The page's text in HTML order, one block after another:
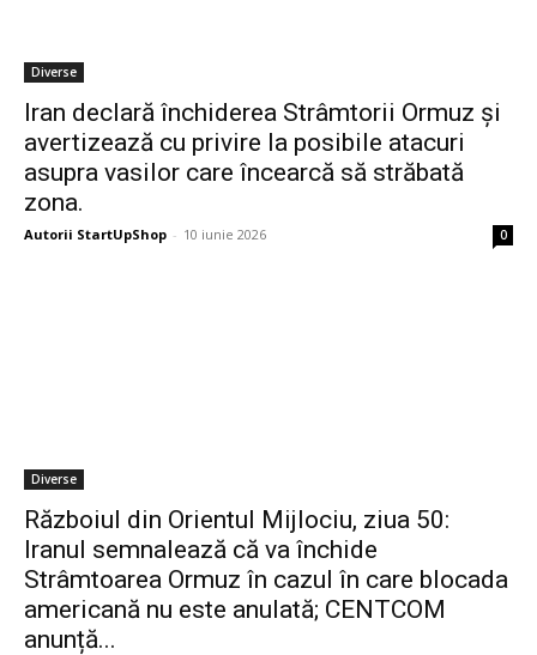
Diverse
Iran declară închiderea Strâmtorii Ormuz și
avertizează cu privire la posibile atacuri
asupra vasilor care încearcă să străbată
zona.
Autorii StartUpShop - 10 iunie 2026 0
Diverse
Războiul din Orientul Mijlociu, ziua 50:
Iranul semnalează că va închide
Strâmtoarea Ormuz în cazul în care blocada
americană nu este anulată; CENTCOM
anunță...